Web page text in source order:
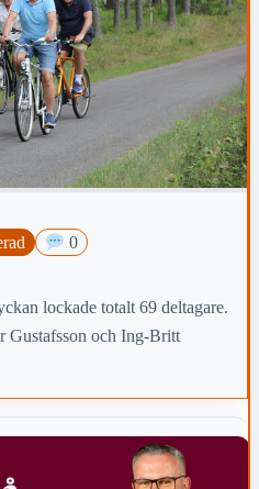
0
lockade totalt 69 deltagare.
Gustafsson och Ing-Britt